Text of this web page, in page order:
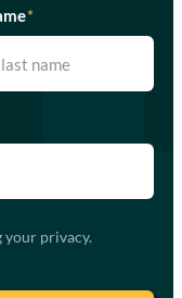
*
privacy.